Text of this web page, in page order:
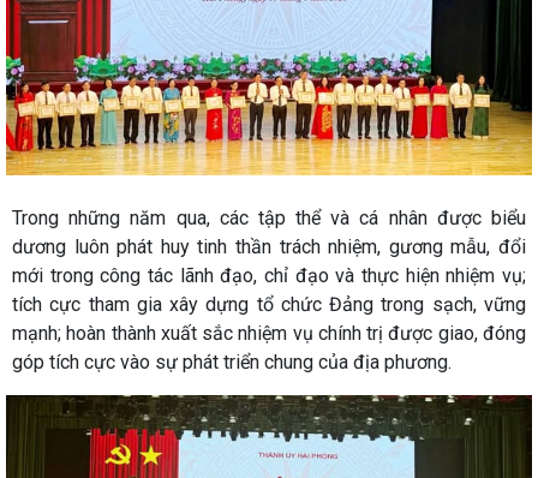
Trong những năm qua, các tập thể và cá nhân được biểu
dương luôn phát huy tinh thần trách nhiệm, gương mẫu, đổi
mới trong công tác lãnh đạo, chỉ đạo và thực hiện nhiệm vụ;
tích cực tham gia xây dựng tổ chức Đảng trong sạch, vững
mạnh; hoàn thành xuất sắc nhiệm vụ chính trị được giao, đóng
góp tích cực vào sự phát triển chung của địa phương.